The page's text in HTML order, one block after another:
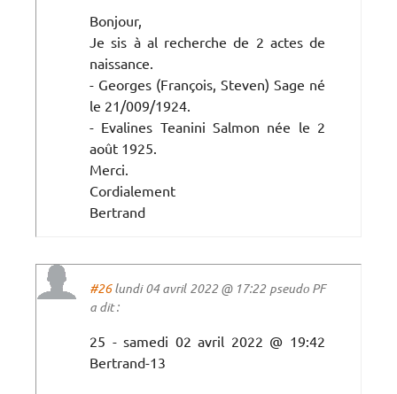
Bonjour,
Je sis à al recherche de 2 actes de
naissance.
- Georges (François, Steven) Sage né
le 21/009/1924.
- Evalines Teanini Salmon née le 2
août 1925.
Merci.
Cordialement
Bertrand
#26lundi 04 avril 2022 @ 17:22 pseudo PF
a dit :
25 - samedi 02 avril 2022 @ 19:42
Bertrand-13